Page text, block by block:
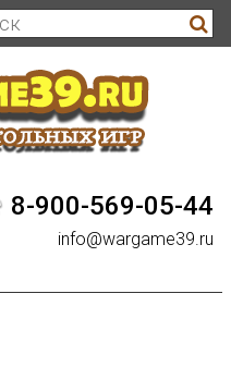
8-900-569-05-44
info@wargame39.ru